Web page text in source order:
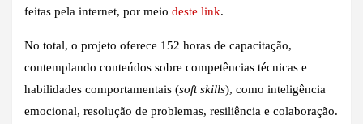
feitas pela internet, por meio deste link.
No total, o projeto oferece 152 horas de capacitação,
contemplando conteúdos sobre competências técnicas e
habilidades comportamentais (soft skills), como inteligência
emocional, resolução de problemas, resiliência e colaboração.